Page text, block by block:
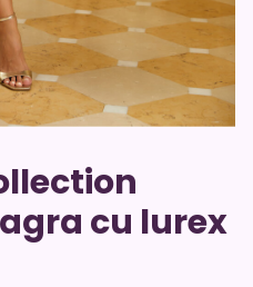
cu lurex